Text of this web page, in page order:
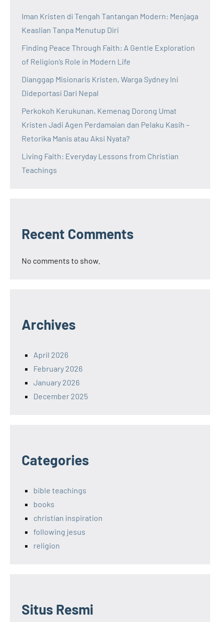
Iman Kristen di Tengah Tantangan Modern: Menjaga
Keaslian Tanpa Menutup Diri
Finding Peace Through Faith: A Gentle Exploration
of Religion’s Role in Modern Life
Dianggap Misionaris Kristen, Warga Sydney Ini
Dideportasi Dari Nepal
Perkokoh Kerukunan, Kemenag Dorong Umat
Kristen Jadi Agen Perdamaian dan Pelaku Kasih –
Retorika Manis atau Aksi Nyata?
Living Faith: Everyday Lessons from Christian
Teachings
Recent Comments
No comments to show.
Archives
April 2026
February 2026
January 2026
December 2025
Categories
bible teachings
books
christian inspiration
following jesus
religion
Situs Resmi